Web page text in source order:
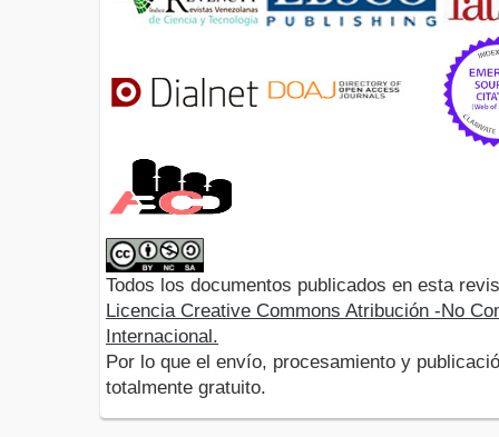
Todos los documentos publicados en esta
Licencia Creative Commons Atribución -No
Internacional.
Por lo que el envío, procesamiento y
totalmente gratuito.